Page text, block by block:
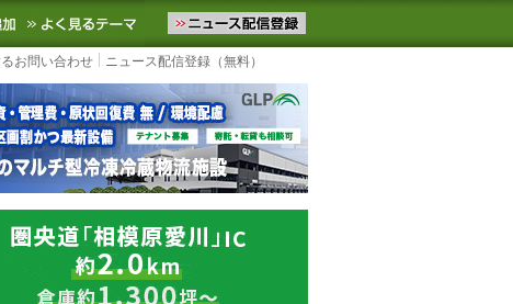
ュースをお届けします。物流ニュースメール配信を登録す
お気に入りに追加 よく見るテーマ
お問い合わせ ニュース配信登録（無料）